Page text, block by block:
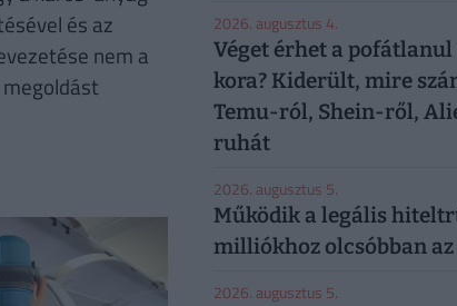
és az
nem a
2026. augusztus 4.
Véget érhet a
kora? Kiderült, mire
Temu-ról, Shein-ről,
ruhát
2026. augusztus 5.
Működik a legális
milliókhoz olcsóbban
2026. augusztus 5.